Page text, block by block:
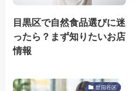
目黒区で自然食品選びに迷
ったら？まず知りたいお店
情報
世田谷区